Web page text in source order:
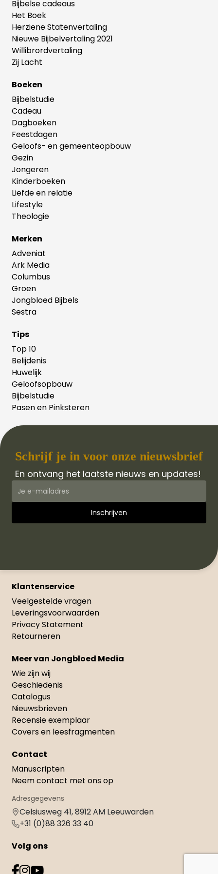
Bijbelse cadeaus
Het Boek
Herziene Statenvertaling
Nieuwe Bijbelvertaling 2021
Willibrordvertaling
Zij Lacht
Boeken
Bijbelstudie
Cadeau
Dagboeken
Feestdagen
Geloofs- en gemeenteopbouw
Gezin
Jongeren
Kinderboeken
Liefde en relatie
Lifestyle
Theologie
Merken
Adveniat
Ark Media
Columbus
Groen
Jongbloed Bijbels
Sestra
Tips
Top 10
Belijdenis
Huwelijk
Geloofsopbouw
Bijbelstudie
Pasen en Pinksteren
Schrijf je in voor onze nieuwsbrief
En ontvang het laatste nieuws en updates!
Klantenservice
Veelgestelde vragen
Leveringsvoorwaarden
Privacy Statement
Retourneren
Meer van Jongbloed Media
Wie zijn wij
Geschiedenis
Catalogus
Nieuwsbrieven
Recensie exemplaar
Covers en leesfragmenten
Contact
Manuscripten
Neem contact met ons op
Adresgegevens
Celsiusweg 41, 8912 AM Leeuwarden
+31 (0)88 326 33 40
Volg ons